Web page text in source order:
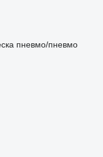
пневмо/пневмо